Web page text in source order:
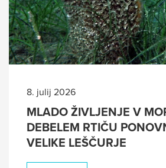
8. julij 2026
MLADO ŽIVLJENJE V
DEBELEM RTIČU
VELIKE LEŠČURJE